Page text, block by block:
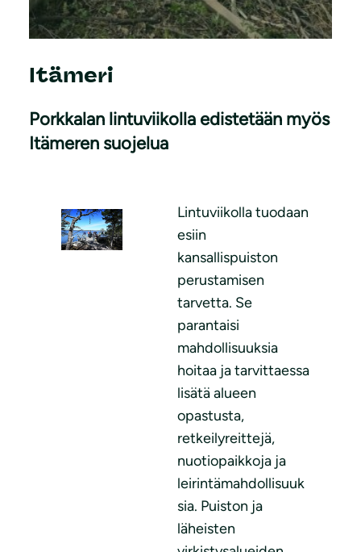
Itämeri
Porkkalan lintuviikolla edistetään myös
Itämeren suojelua
Lintuviikolla tuodaan
esiin
kansallispuiston
perustamisen
tarvetta. Se
parantaisi
mahdollisuuksia
hoitaa ja tarvittaessa
lisätä alueen
opastusta,
retkeilyreittejä,
nuotiopaikkoja ja
leirintämahdollisuuk
sia. Puiston ja
läheisten